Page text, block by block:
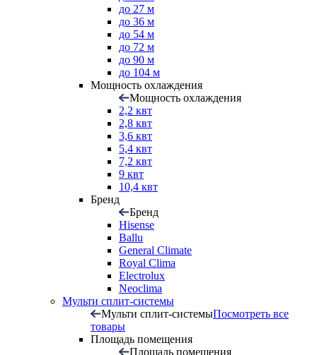
до 27 м
до 36 м
до 54 м
до 72 м
до 90 м
до 104 м
Мощность охлаждения
Мощность охлаждения
2,2 квт
2,8 квт
3,6 квт
5,4 квт
7,2 квт
9 квт
10,4 квт
Бренд
Бренд
Hisense
Ballu
General Climate
Royal Clima
Electrolux
Neoclima
Мульти сплит-системы
Мульти сплит-системыПосмотреть все
товары
Площадь помещения
Площадь помещения